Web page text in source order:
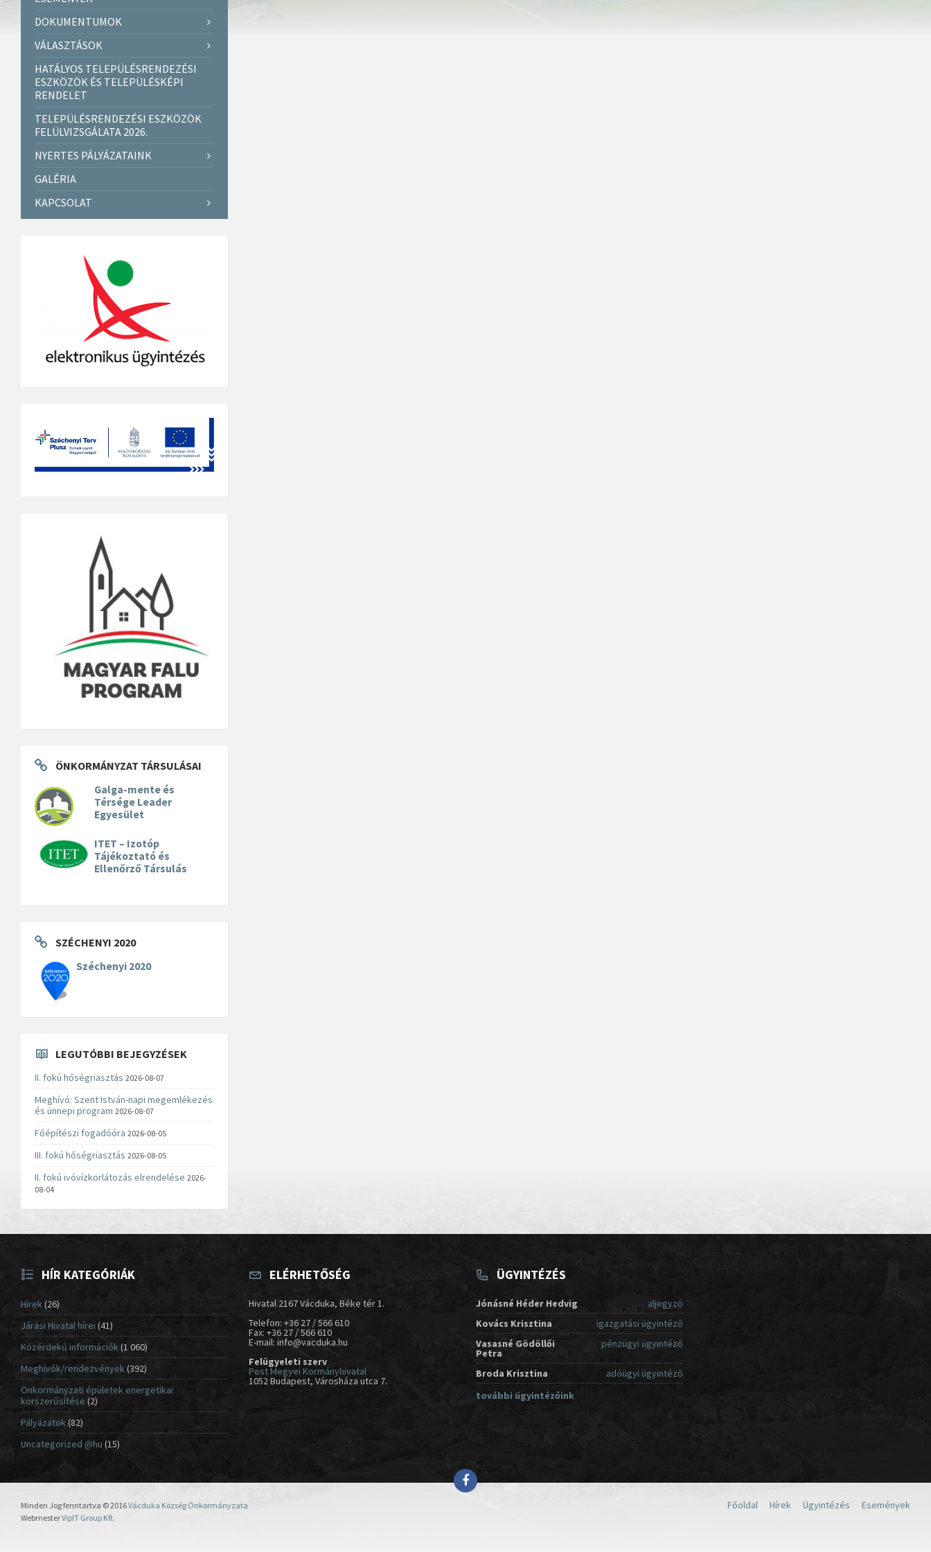
DOKUMENTUMOK
VÁLASZTÁSOK
HATÁLYOS TELEPÜLÉSRENDEZÉSI
ESZKÖZÖK ÉS TELEPÜLÉSKÉPI
RENDELET
TELEPÜLÉSRENDEZÉSI ESZKÖZÖK
FELÜLVIZSGÁLATA 2026.
NYERTES PÁLYÁZATAINK
GALÉRIA
KAPCSOLAT
ÖNKORMÁNYZAT TÁRSULÁSAI
Galga-mente és
Térsége Leader
Egyesület
ITET – Izotóp
Tájékoztató és
Ellenőrző Társulás
SZÉCHENYI 2020
Széchenyi 2020
LEGUTÓBBI BEJEGYZÉSEK
II. fokú hőségriasztás 2026-08-07
Meghívó: Szent István-napi megemlékezés
és ünnepi program 2026-08-07
Főépítészi fogadóóra 2026-08-05
III. fokú hőségriasztás 2026-08-05
II. fokú ivóvízkorlátozás elrendelése 2026-
08-04
HÍR KATEGÓRIÁK
Hírek (26)
Járási Hivatal hírei (41)
Közérdekű információk(1 060)
Meghívók/rendezvények(392)
Önkormányzati épületek energetikai
korszerűsítése (2)
Pályázatok(82)
Uncategorized @hu (15)
ELÉRHETŐSÉG
Hivatal 2167 Vácduka, Béke tér 1.
Telefon: +36 27 / 566 610
Fax: +36 27 / 566 610
E-mail: info@vacduka.hu
Felügyeleti szerv
Pest Megyei Kormányhivatal
1052 Budapest, Városháza utca 7.
ÜGYINTÉZÉS
Jónásné Héder Hedvig
aljegyző
Kovács Krisztina
igazgatási ügyintéző
Vasasné Gödöllői
Petra
pénzügyi ügyintéző
Broda Krisztina
adóügyi ügyintéző
további ügyintézőink
Főoldal Hírek Ügyintézés Események
Minden Jog fenntartva © 2016Vácduka Község Önkormányzata
WebmesterVipIT Group Kft.